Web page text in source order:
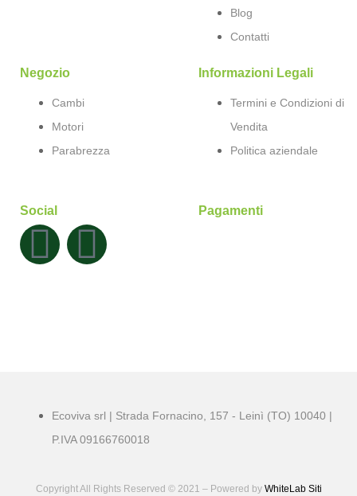
Blog
Contatti
Negozio
Cambi
Motori
Parabrezza
Informazioni Legali
Termini e Condizioni di
Vendita
Politica aziendale
Social Pagamenti
Ecoviva srl | Strada Fornacino, 157 - Leinì (TO) 10040 |
P.IVA 09166760018
Copyright All Rights Reserved © 2021 – Powered by WhiteLab Siti